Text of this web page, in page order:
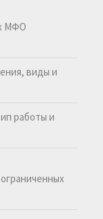
МФО
виды и
работы и